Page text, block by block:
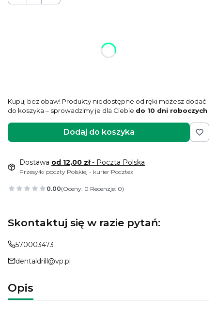
Kupuj bez obaw! Produkty niedostępne od ręki możesz dodać
do koszyka – sprowadzimy je dla Ciebie do 10 dni roboczych.
Dodaj do koszyka
Dostawa od 12,00 zł- Poczta Polska
Przesyłki poczty Polskiej - kurier Pocztex
0.00(Oceny: 0 Recenzje: 0)
Skontaktuj się w razie pytań:
570003473
dentaldrill@vp.pl
Opis